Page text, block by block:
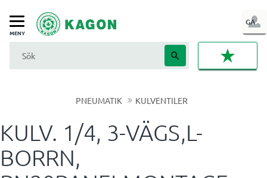
Meny
GA
IN
PNEUMATIK KULVENTILER
KULV. 1/4, 3-VÄGS,L-
BORRN,